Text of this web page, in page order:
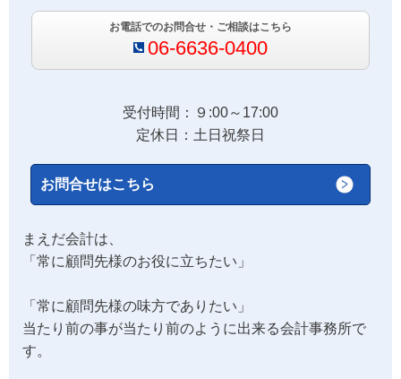
お電話でのお問合せ・ご相談はこちら
06-6636-0400
受付時間：９:00～17:00
定休日：土日祝祭日
お問合せはこちら
まえだ会計は、
「常に顧問先様のお役に立ちたい」
「常に顧問先様の味方でありたい」
当たり前の事が当たり前のように出来る会計事務所で
す。